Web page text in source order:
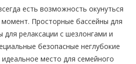
есть возможность окунуться
Просторные бассейны для
релаксации с шезлонгами и
безопасные неглубокие
место для семейного